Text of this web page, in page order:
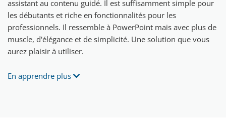
assistant au contenu guidé. Il est suffisamment simple pour
les débutants et riche en fonctionnalités pour les
professionnels. Il ressemble à PowerPoint mais avec plus de
muscle, d'élégance et de simplicité. Une solution que vous
aurez plaisir à utiliser.
En apprendre plus